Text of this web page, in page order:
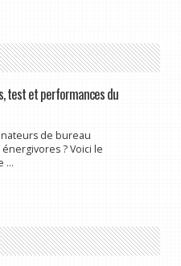
test et performances du
de bureau
? Voici le
...